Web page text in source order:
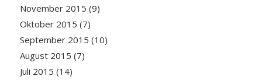
November 2015 (9)
Oktober 2015 (7)
September 2015 (10)
August 2015 (7)
Juli 2015 (14)